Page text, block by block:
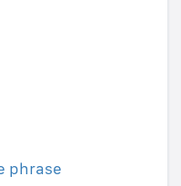
phrase